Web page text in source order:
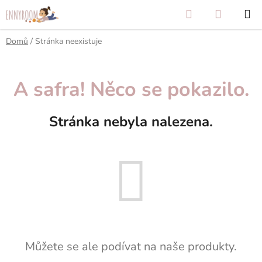
na
obsah
Hledat
KOŠÍK
Domů / Stránka neexistuje
A safra! Něco se pokazilo.
Stránka nebyla nalezena.
Můžete se ale podívat na naše produkty.